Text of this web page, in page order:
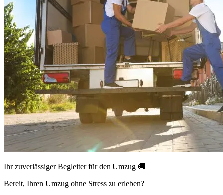
Ihr zuverlässiger Begleiter für den Umzug 🚚
Bereit, Ihren Umzug ohne Stress zu erleben?